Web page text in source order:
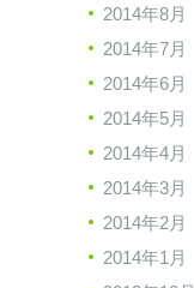
2014年8月
2014年7月
2014年6月
2014年5月
2014年4月
2014年3月
2014年2月
2014年1月